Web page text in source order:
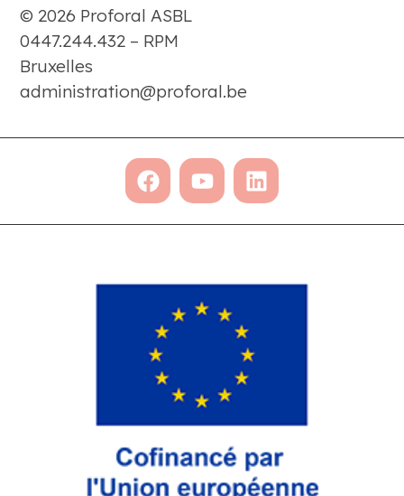
© 2026 Proforal ASBL
0447.244.432 – RPM
Bruxelles
administration@proforal.be